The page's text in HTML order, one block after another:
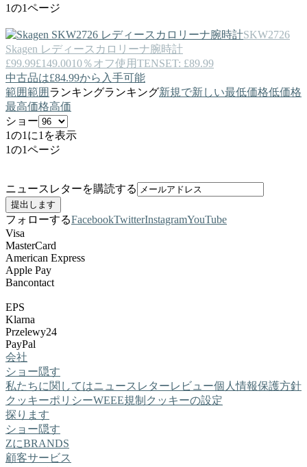
1の1ページ
SKW2726
Skagen レディースカロリーナ腕時計
£99.99£149.0010％オフ使用TENSET: £89.99
中古品は£84.99から入手可能
範囲範囲 ランキングランキング新規で新しい最低価格低価格
最高価格高価
ショー
1の1に1を表示
1の1ページ
ニュースレターを購読する
フォローするFacebookTwitterInstagramYouTube
Visa
MasterCard
American Express
Apple Pay
Bancontact
EPS
Klarna
Przelewy24
PayPal
会社
ショー隠す
私たちに関してはニュースレターレビュー個人情報保護方針
クッキーポリシーWEEE規制 クッキーの設定
探ります
ショー隠す
ZにBRANDS
顧客サービス